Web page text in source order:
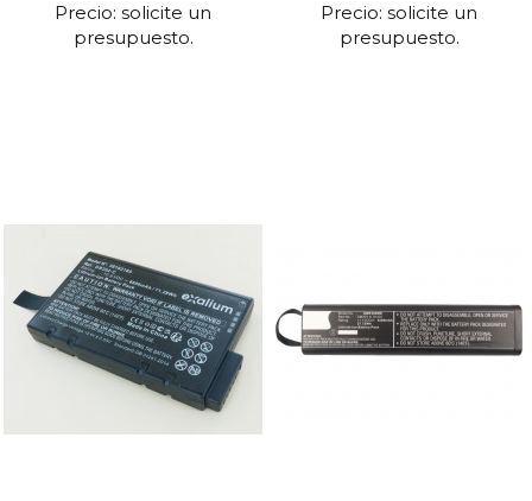
Precio: solicite un
presupuesto.
Precio: solicite un
presupuesto.